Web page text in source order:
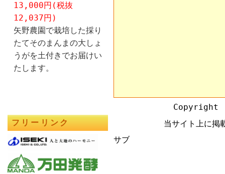
13,000円(税抜
12,037円)
矢野農園で栽培した採り
たてそのまんまの大しょ
うがを土付きでお届けい
たします。
フリーリンク
Copyright
当サイト上に掲
サブ